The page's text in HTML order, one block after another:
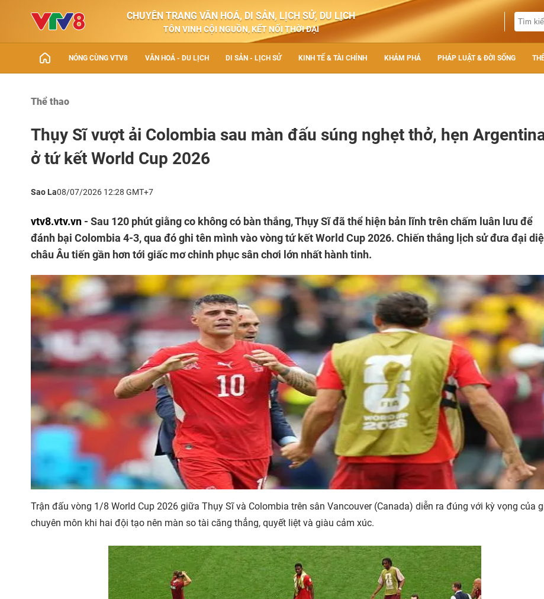
CHUYÊN TRANG VĂN HOÁ, DI SẢN, LỊCH SỬ, DU LỊCH
TÔN VINH CỘI NGUỒN, KẾT NỐI THỜI ĐẠI
NÓNG CÙNG VTV8 VĂN HOÁ - DU LỊCH DI SẢN - LỊCH SỬ KINH TẾ & TÀI CHÍNH KHÁM PHÁ PHÁP LUẬT & ĐỜI SỐNG
Thể thao
Thụy Sĩ vượt ải Colombia sau màn đấu súng nghẹt thở, hẹn
ở tứ kết World Cup 2026
Sao La08/07/2026 12:28 GMT+7
vtv8.vtv.vn - Sau 120 phút giằng co không có bàn thắng, Thụy Sĩ đã thể hiện bản lĩnh trên chấm luân lưu để
đánh bại Colombia 4-3, qua đó ghi tên mình vào vòng tứ kết World Cup 2026. Chiến thắng lịch sử đưa đại
châu Âu tiến gần hơn tới giấc mơ chinh phục sân chơi lớn nhất hành tinh.
Trận đấu vòng 1/8 World Cup 2026 giữa Thụy Sĩ và Colombia trên sân Vancouver (Canada) diễn ra đúng với kỳ vọng của
chuyên môn khi hai đội tạo nên màn so tài căng thẳng, quyết liệt và giàu cảm xúc.